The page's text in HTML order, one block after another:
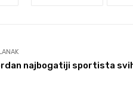
najbogatiji sportista